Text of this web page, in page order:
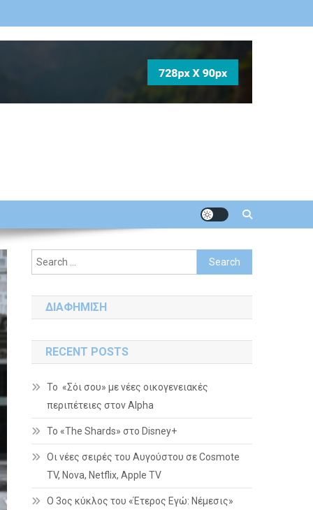
Search
for:
ΔΙΑΦΗΜΙΣΗ
RECENT POSTS
Το «Σόι σου» με νέες οικογενειακές
περιπέτειες στον Alpha
To «The Shards» στο Disney+
Οι νέες σειρές του Αυγούστου σε Cosmote
TV, Nova, Netflix, Apple TV
Ο 3ος κύκλος του «Έτερος Εγώ: Νέμεσις»